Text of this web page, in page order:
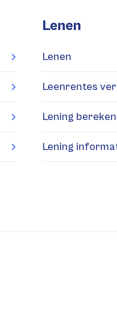
Lenen
Lenen
Leenrentes
Lening
Lening